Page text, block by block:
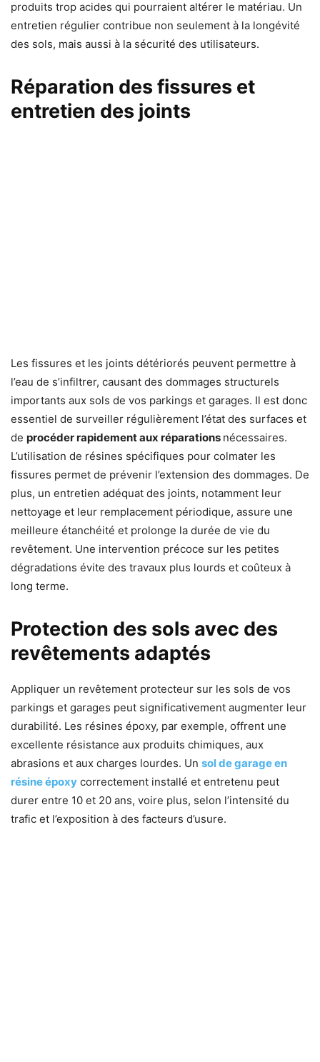
produits trop acides qui pourraient altérer le matériau. Un
entretien régulier contribue non seulement à la longévité
des sols, mais aussi à la sécurité des utilisateurs.
Réparation des fissures et
entretien des joints
Les fissures et les joints détériorés peuvent permettre à
l’eau de s’infiltrer, causant des dommages structurels
importants aux sols de vos parkings et garages. Il est donc
essentiel de surveiller régulièrement l’état des surfaces et
de procéder rapidement aux réparations nécessaires.
L’utilisation de résines spécifiques pour colmater les
fissures permet de prévenir l’extension des dommages. De
plus, un entretien adéquat des joints, notamment leur
nettoyage et leur remplacement périodique, assure une
meilleure étanchéité et prolonge la durée de vie du
revêtement. Une intervention précoce sur les petites
dégradations évite des travaux plus lourds et coûteux à
long terme.
Protection des sols avec des
revêtements adaptés
Appliquer un revêtement protecteur sur les sols de vos
parkings et garages peut significativement augmenter leur
durabilité. Les résines époxy, par exemple, offrent une
excellente résistance aux produits chimiques, aux
abrasions et aux charges lourdes. Un sol de garage en
résine époxy correctement installé et entretenu peut
durer entre 10 et 20 ans, voire plus, selon l’intensité du
trafic et l’exposition à des facteurs d’usure.